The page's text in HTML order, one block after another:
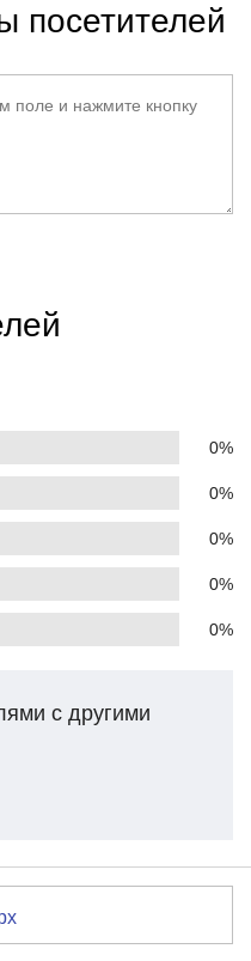
посетителей
0%
0%
0%
0%
0%
с другими